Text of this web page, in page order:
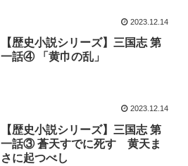
2023.12.14
【歴史小説シリーズ】三国志 第
一話④ 「黄巾の乱」
2023.12.14
【歴史小説シリーズ】三国志 第
一話③ 蒼天すでに死す 黄天ま
さに起つべし